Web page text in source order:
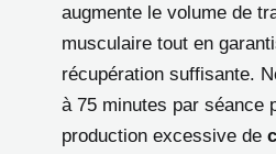
augmente le volume de
musculaire tout en
récupération suffisante.
à 75 minutes par séance
production excessive de